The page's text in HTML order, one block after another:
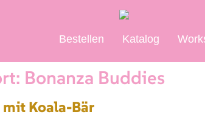
Bestellen Katalog
Bonanza Buddies
Koala-Bär